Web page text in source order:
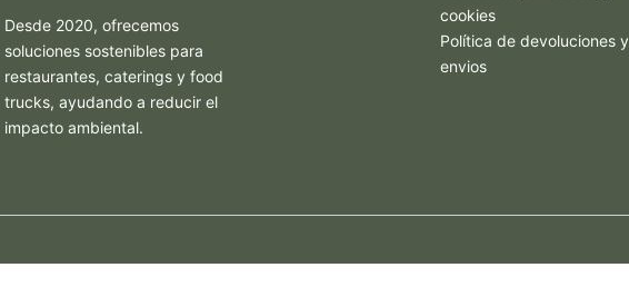
Desde 2020, ofrecemos
soluciones sostenibles para
restaurantes, caterings y food
trucks, ayudando a reducir el
impacto ambiental.
cookies
Política de devoluciones y
envios